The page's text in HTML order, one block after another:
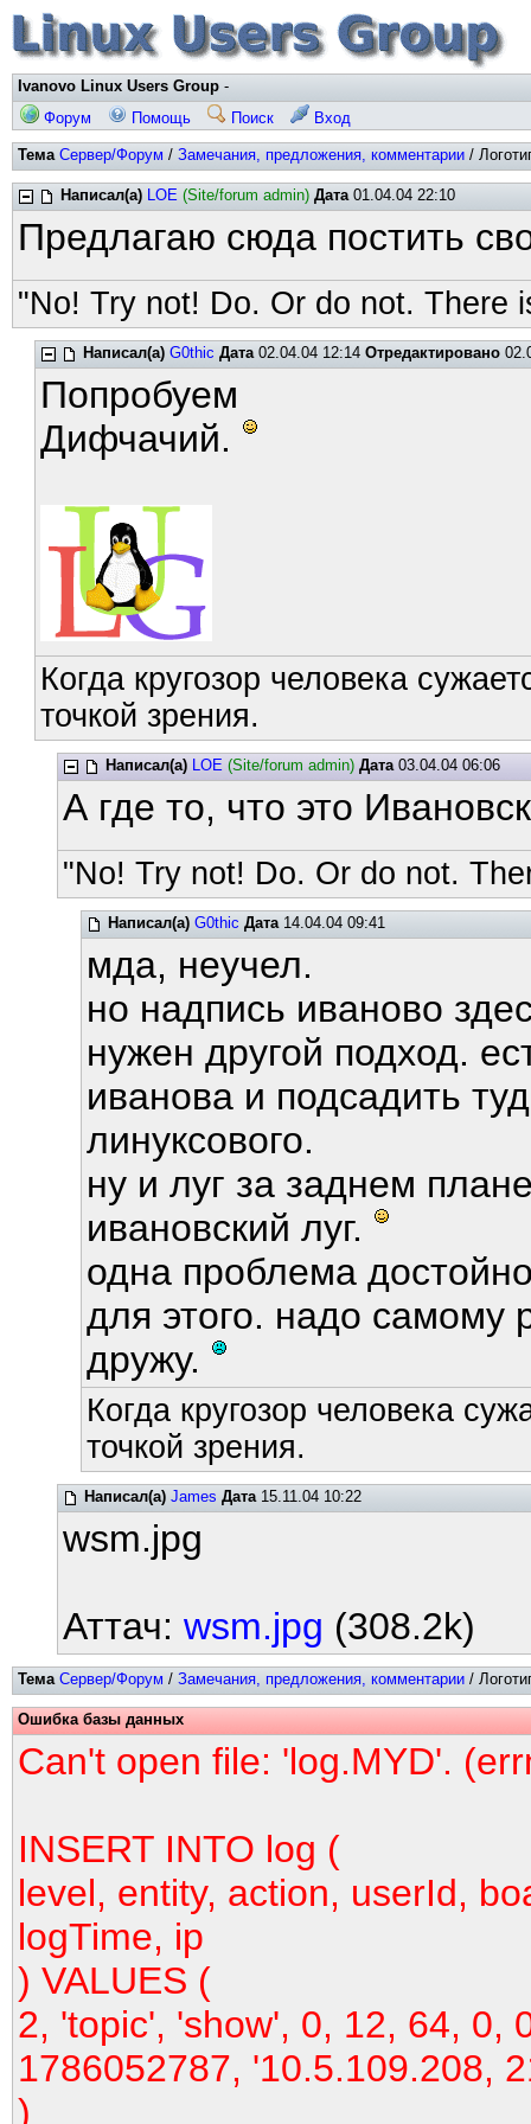
Ivanovo Linux Users Group -
Форум
Помощь Поиск Вход
Тема Сервер/Форум / Замечания, предложения, комментарии /
Написал(а) LOE (Site/forum admin) Дата01.04.04 22:10
Предлагаю сюда постить
"No! Try not! Do. Or do not. There
Написал(а) G0thic Дата02.04.04 12:14Отредактировано
Попробуем
Дифчачий.
Когда кругозор человека
точкой зрения.
Написал(а) LOE (Site/forum admin) Дата03.04.04 06:06
А где то, что это
"No! Try not! Do. Or do not.
Написал(а) G0thic Дата14.04.04 09:41
мда, неучел.
но надпись иваново
нужен другой подход.
иванова и подсадить
линуксового.
ну и луг за заднем
ивановский луг.
одна проблема
для этого. надо самому
дружу.
Когда кругозор человека
точкой зрения.
Написал(а) James Дата15.11.04 10:22
wsm.jpg
Аттач:wsm.jpg (308.2k)
Тема Сервер/Форум / Замечания, предложения, комментарии /
Ошибка базы данных
Can't open file: 'log.MYD'.
INSERT INTO log (
level, entity, action, userId,
logTime, ip
) VALUES (
2, 'topic', 'show', 0, 12, 64, 0,
1786052787, '10.5.109.208,
)